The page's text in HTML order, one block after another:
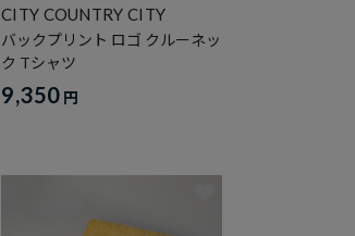
CITY COUNTRY CITY
バックプリント ロゴ クルーネッ
ク Tシャツ
9,350 円